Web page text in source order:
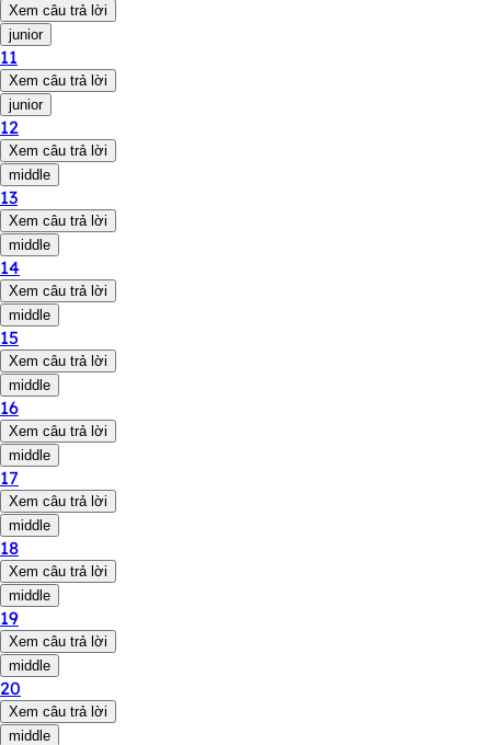
Xem câu trả lời
junior
11
Xem câu trả lời
junior
12
Xem câu trả lời
middle
13
Xem câu trả lời
middle
14
Xem câu trả lời
middle
15
Xem câu trả lời
middle
16
Xem câu trả lời
middle
17
Xem câu trả lời
middle
18
Xem câu trả lời
middle
19
Xem câu trả lời
middle
20
Xem câu trả lời
middle